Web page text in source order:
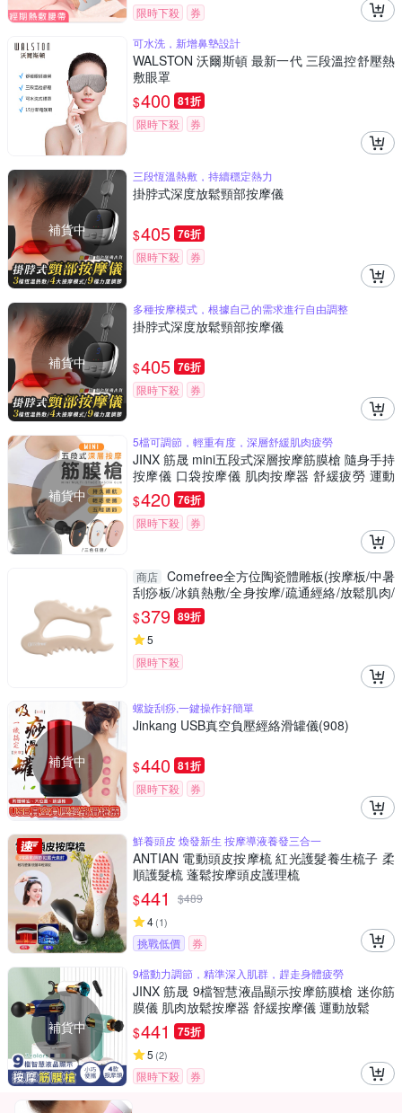
限時下殺
券
可水洗，新增鼻墊設計
WALSTON 沃爾斯頓 最新一代 三段溫控舒壓熱
敷眼罩
$400 81折
限時下殺 券
補貨中
三段恆溫熱敷，持續穩定熱力
掛脖式深度放鬆頸部按摩儀
$405 76折
限時下殺 券
補貨中
多種按摩模式，根據自己的需求進行自由調整
掛脖式深度放鬆頸部按摩儀
$405 76折
限時下殺 券
補貨中
5檔可調節，輕重有度，深層舒緩肌肉疲勞
JINX 筋晟 mini五段式深層按摩筋膜槍 隨身手持
按摩儀 口袋按摩儀 肌肉按摩器 舒緩疲勞 運動
放鬆按摩
$420 76折
限時下殺 券
商店 Comefree全方位陶瓷體雕板(按摩板/中暑
刮痧板/冰鎮熱敷/全身按摩/疏通經絡/放鬆肌肉/
GetSport)
$379 89折
5
限時下殺
補貨中
螺旋刮痧,一鍵操作好簡單
Jinkang USB真空負壓經絡滑罐儀(908)
$440 81折
限時下殺 券
鮮養頭皮 煥發新生 按摩導液養發三合一
ANTIAN 電動頭皮按摩梳 紅光護髮養生梳子 柔
順護髮梳 蓬鬆按摩頭皮護理梳
$441 $489
4(1)
挑戰低價 券
補貨中
9檔動力調節，精準深入肌群，趕走身體疲勞
JINX 筋晟 9檔智慧液晶顯示按摩筋膜槍 迷你筋
膜儀 肌肉放鬆按摩器 舒緩按摩儀 運動放鬆
$441 75折
5 (2)
限時下殺 券